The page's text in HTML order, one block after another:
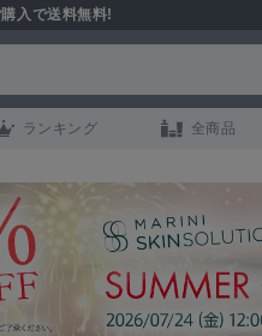
入で送料無料!
ランキング 全商品